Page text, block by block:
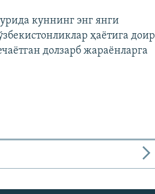
куннинг энг янги
ҳаëтига доир
долзарб жараëнларга